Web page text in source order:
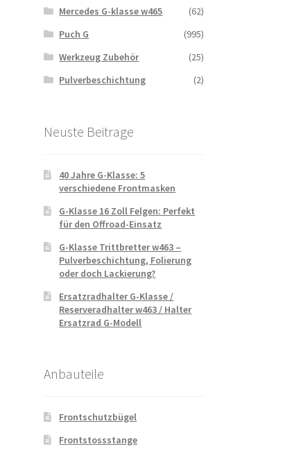
Mercedes G-klasse w465
(62)
Puch G
(995)
Werkzeug Zubehör
(25)
Pulverbeschichtung
(2)
Neuste Beitrage
40 Jahre G-Klasse: 5
verschiedene Frontmasken
G-Klasse 16 Zoll Felgen: Perfekt
für den Offroad-Einsatz
G-Klasse Trittbretter w463 –
Pulverbeschichtung, Folierung
oder doch Lackierung?
Ersatzradhalter G-Klasse /
Reserveradhalter w463 / Halter
Ersatzrad G-Modell
Anbauteile
Frontschutzbügel
Frontstossstange